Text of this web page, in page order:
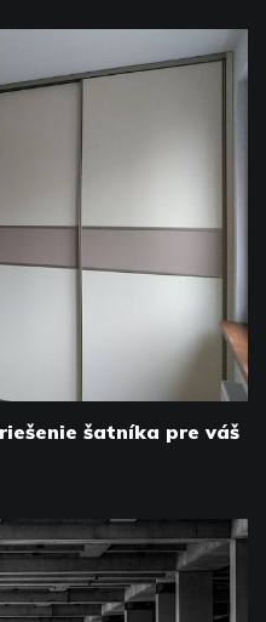
šatníka pre váš